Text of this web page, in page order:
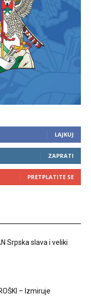
LAJKUJ
ZAPRATI
PRETPLATITE SE
Srpska slava i veliki
– Izmiruje